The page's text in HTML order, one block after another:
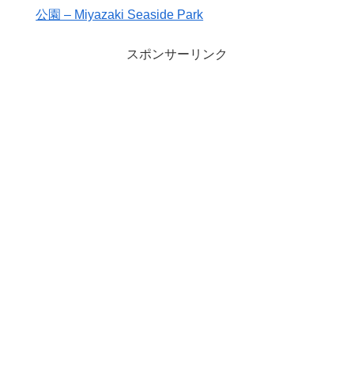
公園 – Miyazaki Seaside Park
スポンサーリンク